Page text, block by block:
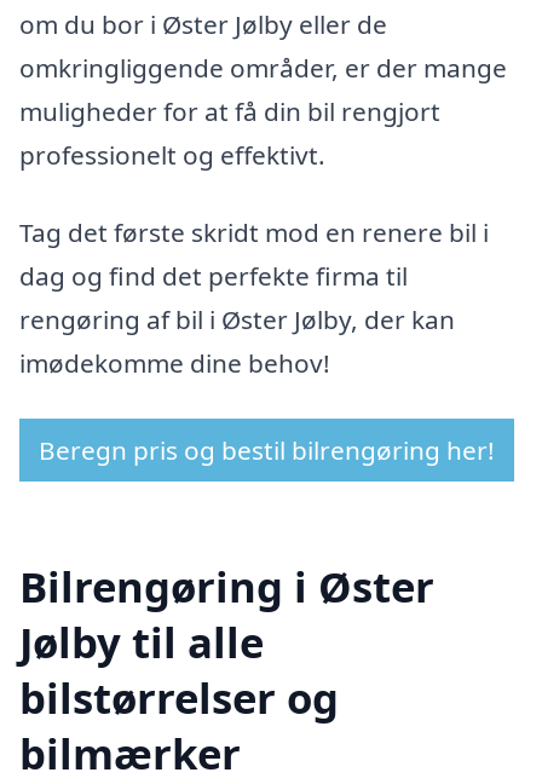
om du bor i Øster Jølby eller de
omkringliggende områder, er der mange
muligheder for at få din bil rengjort
professionelt og effektivt.
Tag det første skridt mod en renere bil i
dag og find det perfekte firma til
rengøring af bil i Øster Jølby, der kan
imødekomme dine behov!
Beregn pris og bestil bilrengøring her!
Bilrengøring i Øster
Jølby til alle
bilstørrelser og
bilmærker